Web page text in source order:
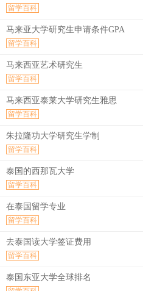
留学百科
马来亚大学研究生申请条件GPA
留学百科
马来西亚艺术研究生
留学百科
马来西亚泰莱大学研究生雅思
留学百科
朱拉隆功大学研究生学制
留学百科
泰国的西那瓦大学
留学百科
在泰国留学专业
留学百科
去泰国读大学签证费用
留学百科
泰国东亚大学全球排名